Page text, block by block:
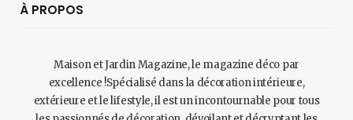
À PROPOS
Maison et Jardin Magazine, le magazine déco par
excellence !Spécialisé dans la décoration intérieure,
extérieure et le lifestyle, il est un incontournable pour tous